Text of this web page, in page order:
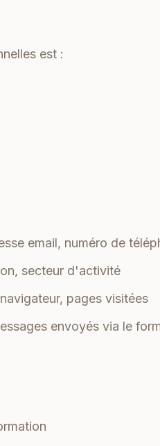
est :
email, numéro de
secteur d'activité
pages visitées
envoyés via le